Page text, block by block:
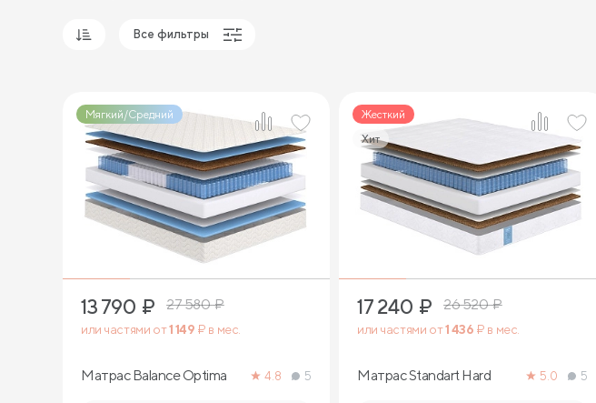
Сначала дорогие
Все фильтры
Мягкий/Средний
2
13 790 ₽ 27 580₽
или частями от1 149 ₽ в мес.
Матрас Balance Optima 4.8 5
Жесткий
Хит
2
17 240 ₽ 26 520₽
или частями от1 436 ₽ в мес.
Матрас Standart Hard 5.0 5